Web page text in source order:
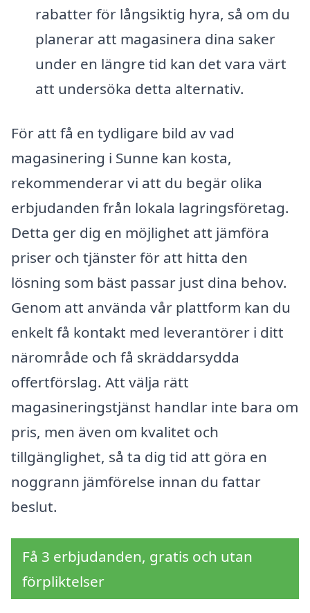
rabatter för långsiktig hyra, så om du
planerar att magasinera dina saker
under en längre tid kan det vara värt
att undersöka detta alternativ.
För att få en tydligare bild av vad
magasinering i Sunne kan kosta,
rekommenderar vi att du begär olika
erbjudanden från lokala lagringsföretag.
Detta ger dig en möjlighet att jämföra
priser och tjänster för att hitta den
lösning som bäst passar just dina behov.
Genom att använda vår plattform kan du
enkelt få kontakt med leverantörer i ditt
närområde och få skräddarsydda
offertförslag. Att välja rätt
magasineringstjänst handlar inte bara om
pris, men även om kvalitet och
tillgänglighet, så ta dig tid att göra en
noggrann jämförelse innan du fattar
beslut.
Få 3 erbjudanden, gratis och utan
förpliktelser